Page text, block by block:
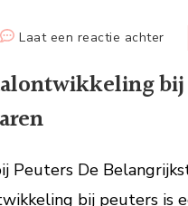
Laat een reactie achterop
van
Een
Peuters De
bij peuters is